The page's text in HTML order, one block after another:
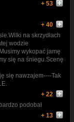
+ 53
+ 40
na skrzydłach
wodzie
wykopać jamę
się na śniegu.Scenę
się nawzajem----Tak
+ 22
podobał
+ 13